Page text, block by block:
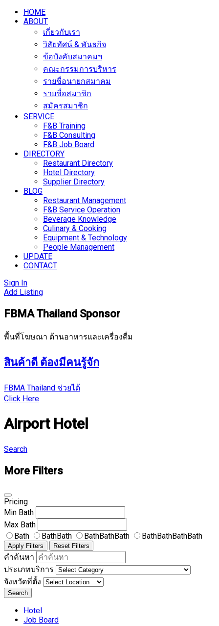
contentHOME
ABOUT
เกี่ยวกับเรา
วิสัยทัศน์ & พันธกิจ
ข้อบังคับสมาคมฯ
คณะกรรมการบริหาร
รายชื่อนายกสมาคม
รายชื่อสมาชิก
สมัครสมาชิก
SERVICE
F&B Training
F&B Consulting
F&B Job Board
DIRECTORY
Restaurant Directory
Hotel Directory
Supplier Directory
BLOG
Restaurant Management
F&B Service Operation
Beverage Knowledge
Culinary & Cooking
Equipment & Technology
People Management
UPDATE
CONTACT
Sign In
Add Listing
FBMA Thailand Sponsor
พื้นที่โฆษณา ด้านอาหารและเครื่องดื่ม
สินค้าดี ต้องมีคนรู้จัก
FBMA Thailand ช่วยได้
Click Here
Airport Hotel
Search
More Filters
Pricing
Min Bath
Max Bath
Bath
BathBath BathBathBath BathBathBathBath
Apply Filters Reset Filters
คำค้นหา
ประเภทบริการ
จังหวัดที่ตั้ง
Search
Hotel
Job Board